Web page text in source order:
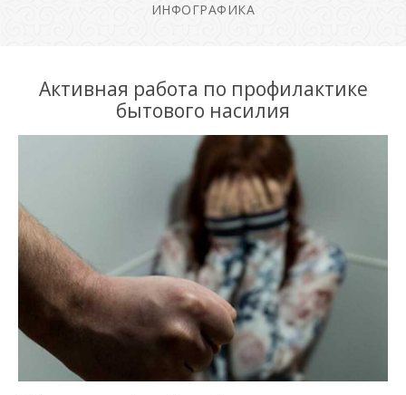
ИНФОГРАФИКА
Активная работа по профилактике
бытового насилия